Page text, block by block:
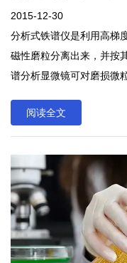
2015-12-30
分析式铁谱仪是利用高梯
磁性磨粒分离出来，并按
谱分析显微镜可对磨损微
阅读全文